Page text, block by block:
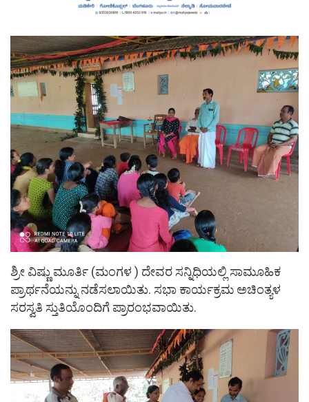
ಶ್ರೀ ವಿಷ್ಣು ಮೂರ್ತಿ (ಮಂಗಳ ) ದೇವರ ಸನ್ನಿಧಿಯಲ್ಲಿ ಸಾಮೂಹಿಕ
ಪ್ರಾರ್ಥನೆಯನ್ನು ನಡೆಸಲಾಯಿತು. ಸಭಾ ಕಾರ್ಯಕ್ರಮ ಅಚಿಂತ್ಯಳ
ಸರಸ್ವತಿ ಸ್ತುತಿಯೊಂದಿಗೆ ಪ್ರಾರಂಭವಾಯಿತು.